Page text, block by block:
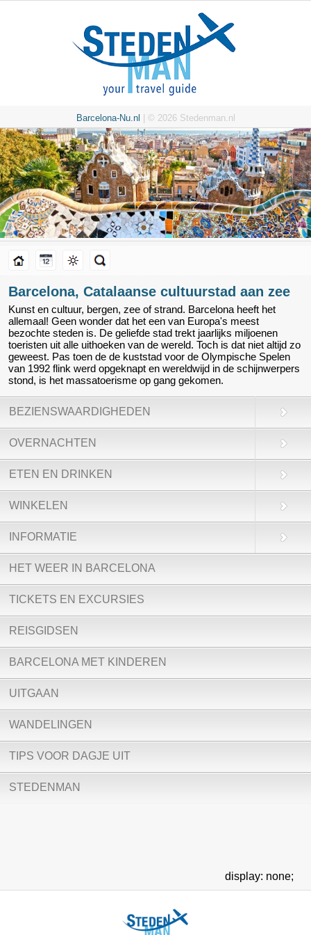
Barcelona-Nu.nl | © 2026 Stedenman.nl
Barcelona, Catalaanse cultuurstad aan zee
Kunst en cultuur, bergen, zee of strand. Barcelona heeft het
allemaal! Geen wonder dat het een van Europa's meest
bezochte steden is. De geliefde stad trekt jaarlijks miljoenen
toeristen uit alle uithoeken van de wereld. Toch is dat niet altijd zo
geweest. Pas toen de de kuststad voor de Olympische Spelen
van 1992 flink werd opgeknapt en wereldwijd in de schijnwerpers
stond, is het massatoerisme op gang gekomen.
BEZIENSWAARDIGHEDEN
OVERNACHTEN
ETEN EN DRINKEN
WINKELEN
INFORMATIE
HET WEER IN BARCELONA
TICKETS EN EXCURSIES
REISGIDSEN
BARCELONA MET KINDEREN
UITGAAN
WANDELINGEN
TIPS VOOR DAGJE UIT
STEDENMAN
display: none;